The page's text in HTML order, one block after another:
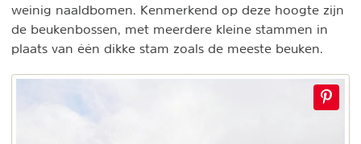
weinig naaldbomen. Kenmerkend op deze hoogte zijn
de beukenbossen, met meerdere kleine stammen in
plaats van één dikke stam zoals de meeste beuken.